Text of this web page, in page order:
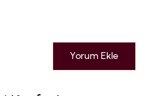
Yorum Ekle